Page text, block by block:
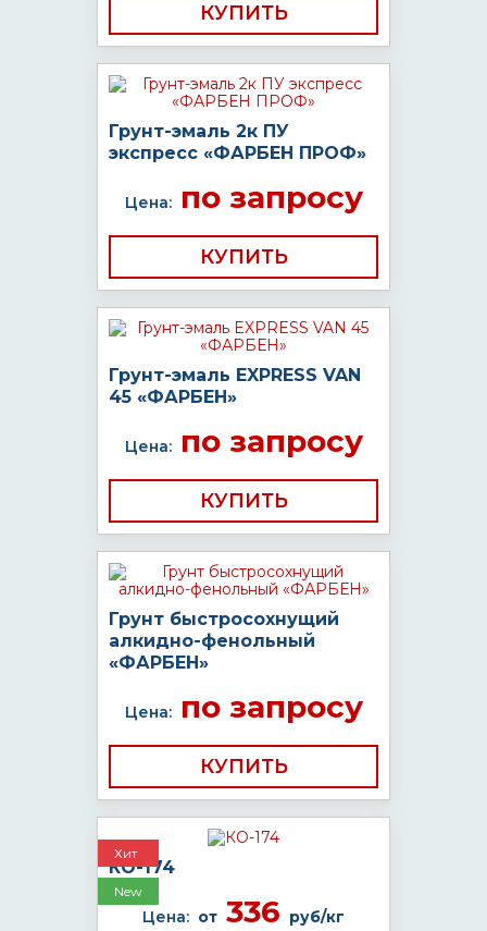
КУПИТЬ
Грунт-эмаль 2к ПУ
экспресс «ФАРБЕН ПРОФ»
Цена:по запросу
КУПИТЬ
Грунт-эмаль EXPRESS VAN
45 «ФАРБЕН»
Цена:по запросу
КУПИТЬ
Грунт быстросохнущий
алкидно-фенольный
«ФАРБЕН»
Цена:по запросу
КУПИТЬ
Хит
New
КО-174
Цена: от 336 руб/кг